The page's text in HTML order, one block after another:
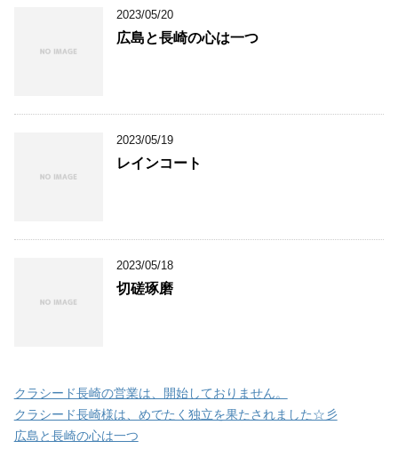
2023/05/20
広島と長崎の心は一つ
2023/05/19
レインコート
2023/05/18
切磋琢磨
クラシード長崎の営業は、開始しておりません。
クラシード長崎様は、めでたく独立を果たされました☆彡
広島と長崎の心は一つ